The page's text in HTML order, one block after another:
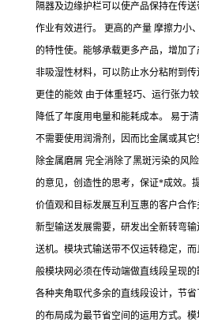
隔器及边缘护栏可以使产品保持在传
作业有效进行。 更高的产量 摩擦力小
的特性使。能够承载更多产品，增加
非吸湿性材料，可以防止水分粘附到传
更佳的能效 由于体重轻巧、运行张力
降低了年度用电量和能耗成本。 易于
不需要使用润滑剂，因而比金属或其
除金属磨屑 完全消除了黑斑污染的风
的意见，创造性的思考，保证*成效。
价值观和目标发展互利互惠的客户合
新型输送发展需要，研发出全新转弯
送机。模块式输送带不仅运转稳定，
般模块网必须在传动端做直线段呈现
各种夹角取代多余的直线段设计，节
的布局成为最节省空间的运用方式。